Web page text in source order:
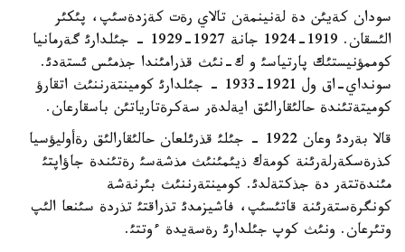
سودان كةيئن دة لةنينمةن تالاي رةت كةزدةسئپ، پئكئر
الئسقان. 1919-1924 جانة 1927-1929 - جئلدارئ گةرمانيا
كوممؤنيستئك پارتياسئ و ك-نئث قذرامئندا جذمئس ئستةدئ.
سونداي-اق ول 1921-1933 - جئلدارئ كومينتةرننئث اتقارؤ
كوميتةتئندة حالئقارالئق ايةلدةر سةكرةتارياتئن باسقارعان.
قالا بةردئ وعان 1922 - جئلئ قذرئلعان حالئقارالئق رةأوليؤسيا
كذرةسكةرلةرئنة كومةك ذيئمئنئث مذشةسئ رةتئندة جاؤاپتئ
مئندةتتةر دة جذكتةلدئ. كومينتةرننئث بئرنةشة
كونگرةستةرئنة قاتئسئپ، فاشيزمدئ تذراقتئ تذردة سئنعا الئپ
وتئرعان. ونئث كوپ جئلدارئ رةسةيدة ءوتتئ.